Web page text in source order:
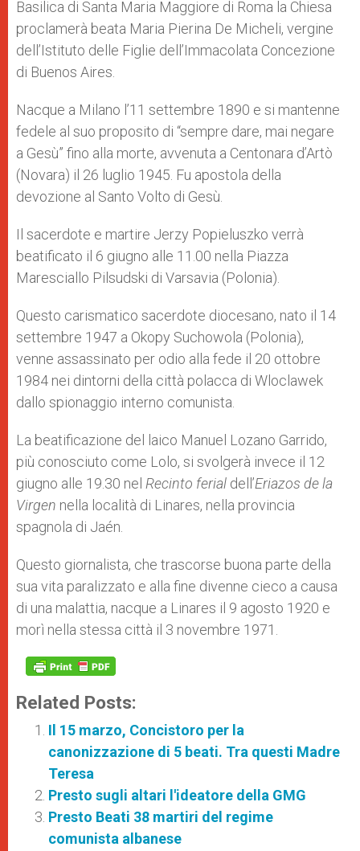
Basilica di Santa Maria Maggiore di Roma la Chiesa
proclamerà beata Maria Pierina De Micheli, vergine
dell’Istituto delle Figlie dell’Immacolata Concezione
di Buenos Aires.
Nacque a Milano l’11 settembre 1890 e si mantenne
fedele al suo proposito di “sempre dare, mai negare
a Gesù” fino alla morte, avvenuta a Centonara d’Artò
(Novara) il 26 luglio 1945. Fu apostola della
devozione al Santo Volto di Gesù.
Il sacerdote e martire Jerzy Popieluszko verrà
beatificato il 6 giugno alle 11.00 nella Piazza
Maresciallo Pilsudski di Varsavia (Polonia).
Questo carismatico sacerdote diocesano, nato il 14
settembre 1947 a Okopy Suchowola (Polonia),
venne assassinato per odio alla fede il 20 ottobre
1984 nei dintorni della città polacca di Wloclawek
dallo spionaggio interno comunista.
La beatificazione del laico Manuel Lozano Garrido,
più conosciuto come Lolo, si svolgerà invece il 12
giugno alle 19.30 nel Recinto ferial dell’Eriazos de la
Virgen nella località di Linares, nella provincia
spagnola di Jaén.
Questo giornalista, che trascorse buona parte della
sua vita paralizzato e alla fine divenne cieco a causa
di una malattia, nacque a Linares il 9 agosto 1920 e
morì nella stessa città il 3 novembre 1971.
Related Posts:
Il 15 marzo, Concistoro per la
canonizzazione di 5 beati. Tra questi Madre
Teresa
Presto sugli altari l'ideatore della GMG
Presto Beati 38 martiri del regime
comunista albanese